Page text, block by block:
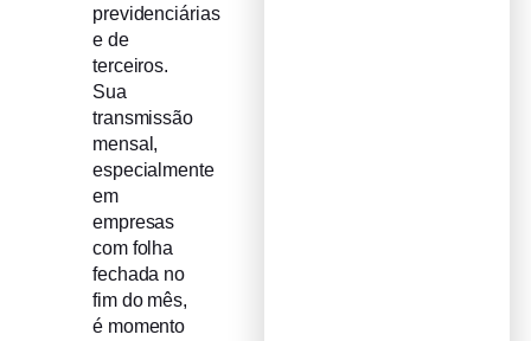
previdenciárias
e de
terceiros.
Sua
transmissão
mensal,
especialmente
em
empresas
com folha
fechada no
fim do mês,
é momento